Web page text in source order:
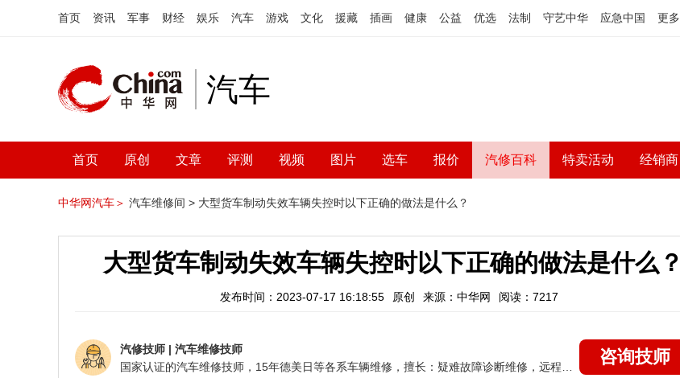
首页 资讯 军事 财经 娱乐 汽车 游戏 文化 援藏 插画 健康 公益 优选 法制 守艺中华 应急中国 更多
汽车
首页 原创 文章 评测 视频 图片 选车 报价 汽修百科 特卖活动 经销商
中华网汽车＞ 汽车维修间 > 大型货车制动失效车辆失控时以下正确的做法是什么？
大型货车制动失效车辆失控时以下正确的做法是什么？
发布时间：2023-07-17 16:18:55 原创 来源：中华网 阅读：7217
汽修技师 | 汽车维修技师
咨询技师